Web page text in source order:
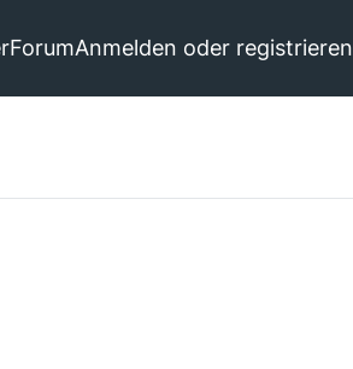
ForumAnmelden oder registrieren